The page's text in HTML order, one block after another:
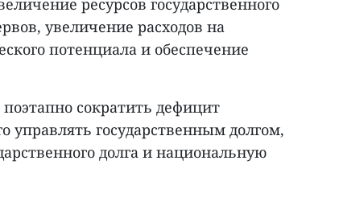
ресурсов государственного
увеличение расходов на
потенциала и обеспечение
сократить дефицит
управлять государственным долгом,
долга и национальную